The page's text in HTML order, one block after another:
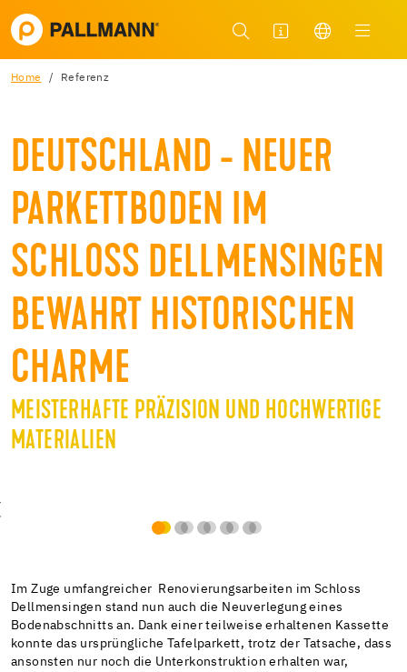
Home Referenz
DEUTSCHLAND - NEUER
PARKETTBODEN IM
SCHLOSS DELLMENSINGEN
BEWAHRT HISTORISCHEN
CHARME
MEISTERHAFTE PRÄZISION UND HOCHWERTIGE
MATERIALIEN
Im Zuge umfangreicher Renovierungsarbeiten im Schloss
Dellmensingen stand nun auch die Neuverlegung eines
Bodenabschnitts an. Dank einer teilweise erhaltenen Kassette
konnte das ursprüngliche Tafelparkett, trotz der Tatsache, dass
ansonsten nur noch die Unterkonstruktion erhalten war,